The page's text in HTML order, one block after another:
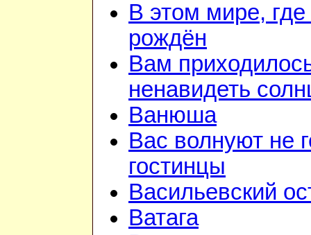
В этом мире,
рождён
Вам
ненавидеть
Ванюша
Вас волнуют не
гостинцы
Васильевский
Ватага